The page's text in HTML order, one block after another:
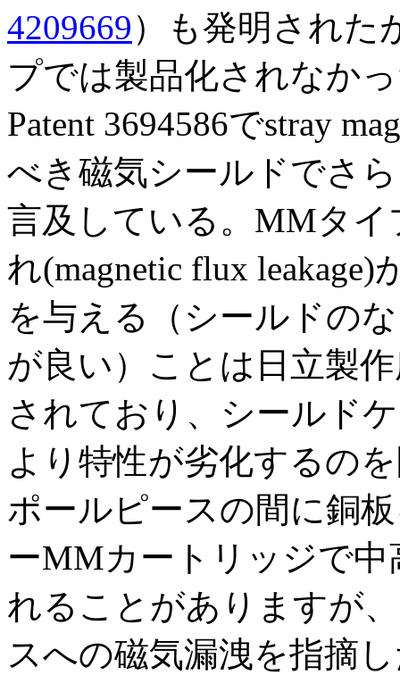
4209669）も発明された
プでは製品化されなかっ
Patent 3694586でstray
べき磁気シールドでさ
言及している。MMタ
れ(magnetic flux
を与える（シールドの
が良い）ことは日立製
されており、シールド
より特性が劣化するの
ポールピースの間に銅
ーMMカートリッジで
れることがありますが
スへの磁気漏洩を指摘